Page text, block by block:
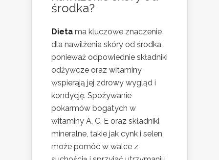
środka?
Dieta ma kluczowe znaczenie
dla nawilżenia skóry od środka,
ponieważ odpowiednie składniki
odżywcze oraz witaminy
wspierają jej zdrowy wygląd i
kondycję. Spożywanie
pokarmów bogatych w
witaminy A, C, E oraz składniki
mineralne, takie jak cynk i selen,
może pomóc w walce z